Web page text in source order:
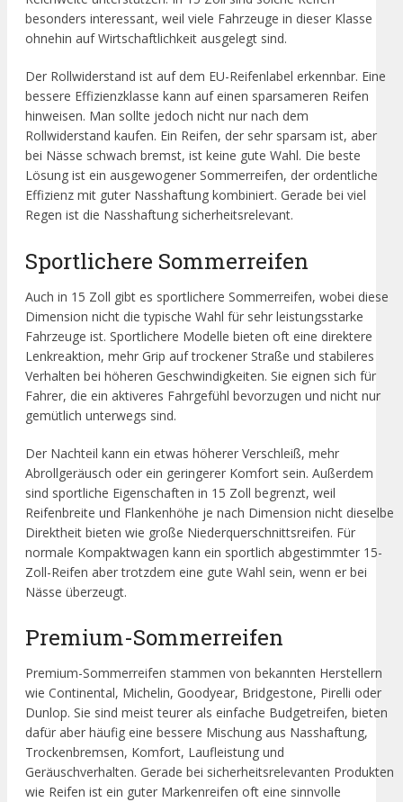
besonders interessant, weil viele Fahrzeuge in dieser Klasse
ohnehin auf Wirtschaftlichkeit ausgelegt sind.
Der Rollwiderstand ist auf dem EU-Reifenlabel erkennbar. Eine
bessere Effizienzklasse kann auf einen sparsameren Reifen
hinweisen. Man sollte jedoch nicht nur nach dem
Rollwiderstand kaufen. Ein Reifen, der sehr sparsam ist, aber
bei Nässe schwach bremst, ist keine gute Wahl. Die beste
Lösung ist ein ausgewogener Sommerreifen, der ordentliche
Effizienz mit guter Nasshaftung kombiniert. Gerade bei viel
Regen ist die Nasshaftung sicherheitsrelevant.
Sportlichere Sommerreifen
Auch in 15 Zoll gibt es sportlichere Sommerreifen, wobei diese
Dimension nicht die typische Wahl für sehr leistungsstarke
Fahrzeuge ist. Sportlichere Modelle bieten oft eine direktere
Lenkreaktion, mehr Grip auf trockener Straße und stabileres
Verhalten bei höheren Geschwindigkeiten. Sie eignen sich für
Fahrer, die ein aktiveres Fahrgefühl bevorzugen und nicht nur
gemütlich unterwegs sind.
Der Nachteil kann ein etwas höherer Verschleiß, mehr
Abrollgeräusch oder ein geringerer Komfort sein. Außerdem
sind sportliche Eigenschaften in 15 Zoll begrenzt, weil
Reifenbreite und Flankenhöhe je nach Dimension nicht dieselbe
Direktheit bieten wie große Niederquerschnittsreifen. Für
normale Kompaktwagen kann ein sportlich abgestimmter 15-
Zoll-Reifen aber trotzdem eine gute Wahl sein, wenn er bei
Nässe überzeugt.
Premium-Sommerreifen
Premium-Sommerreifen stammen von bekannten Herstellern
wie Continental, Michelin, Goodyear, Bridgestone, Pirelli oder
Dunlop. Sie sind meist teurer als einfache Budgetreifen, bieten
dafür aber häufig eine bessere Mischung aus Nasshaftung,
Trockenbremsen, Komfort, Laufleistung und
Geräuschverhalten. Gerade bei sicherheitsrelevanten Produkten
wie Reifen ist ein guter Markenreifen oft eine sinnvolle